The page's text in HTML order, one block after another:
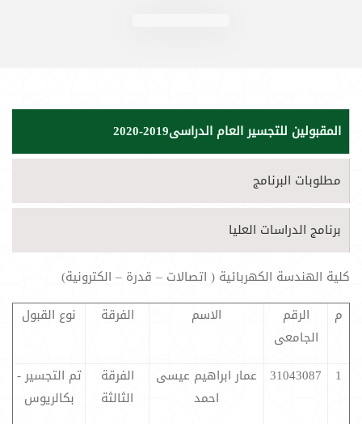
المقبولين للتجسير العام الدراسى2019-2020
مطلوبات البرنامج
برنامج الدراسات العليا
كلية الهندسة الكهربائية ( اتصالات – قدرة – الكترونية)
م
الرقم
الجامعى
الاسم الفرقة نوع القبول
1
31043087
عمار ابراهيم عيسى
احمد
الفرقة
الثالثة
تم التجسير -
بكالريوس